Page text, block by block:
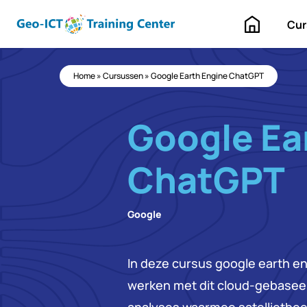
Home
Home»Cursussen»Google Earth Engine ChatGPT
Google
ChatGPT
Google
In deze cursus google earth
werken met dit cloud-